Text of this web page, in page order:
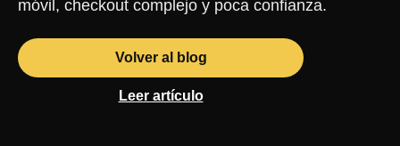
móvil, checkout complejo y poca confianza.
Volver al blog
Leer artículo